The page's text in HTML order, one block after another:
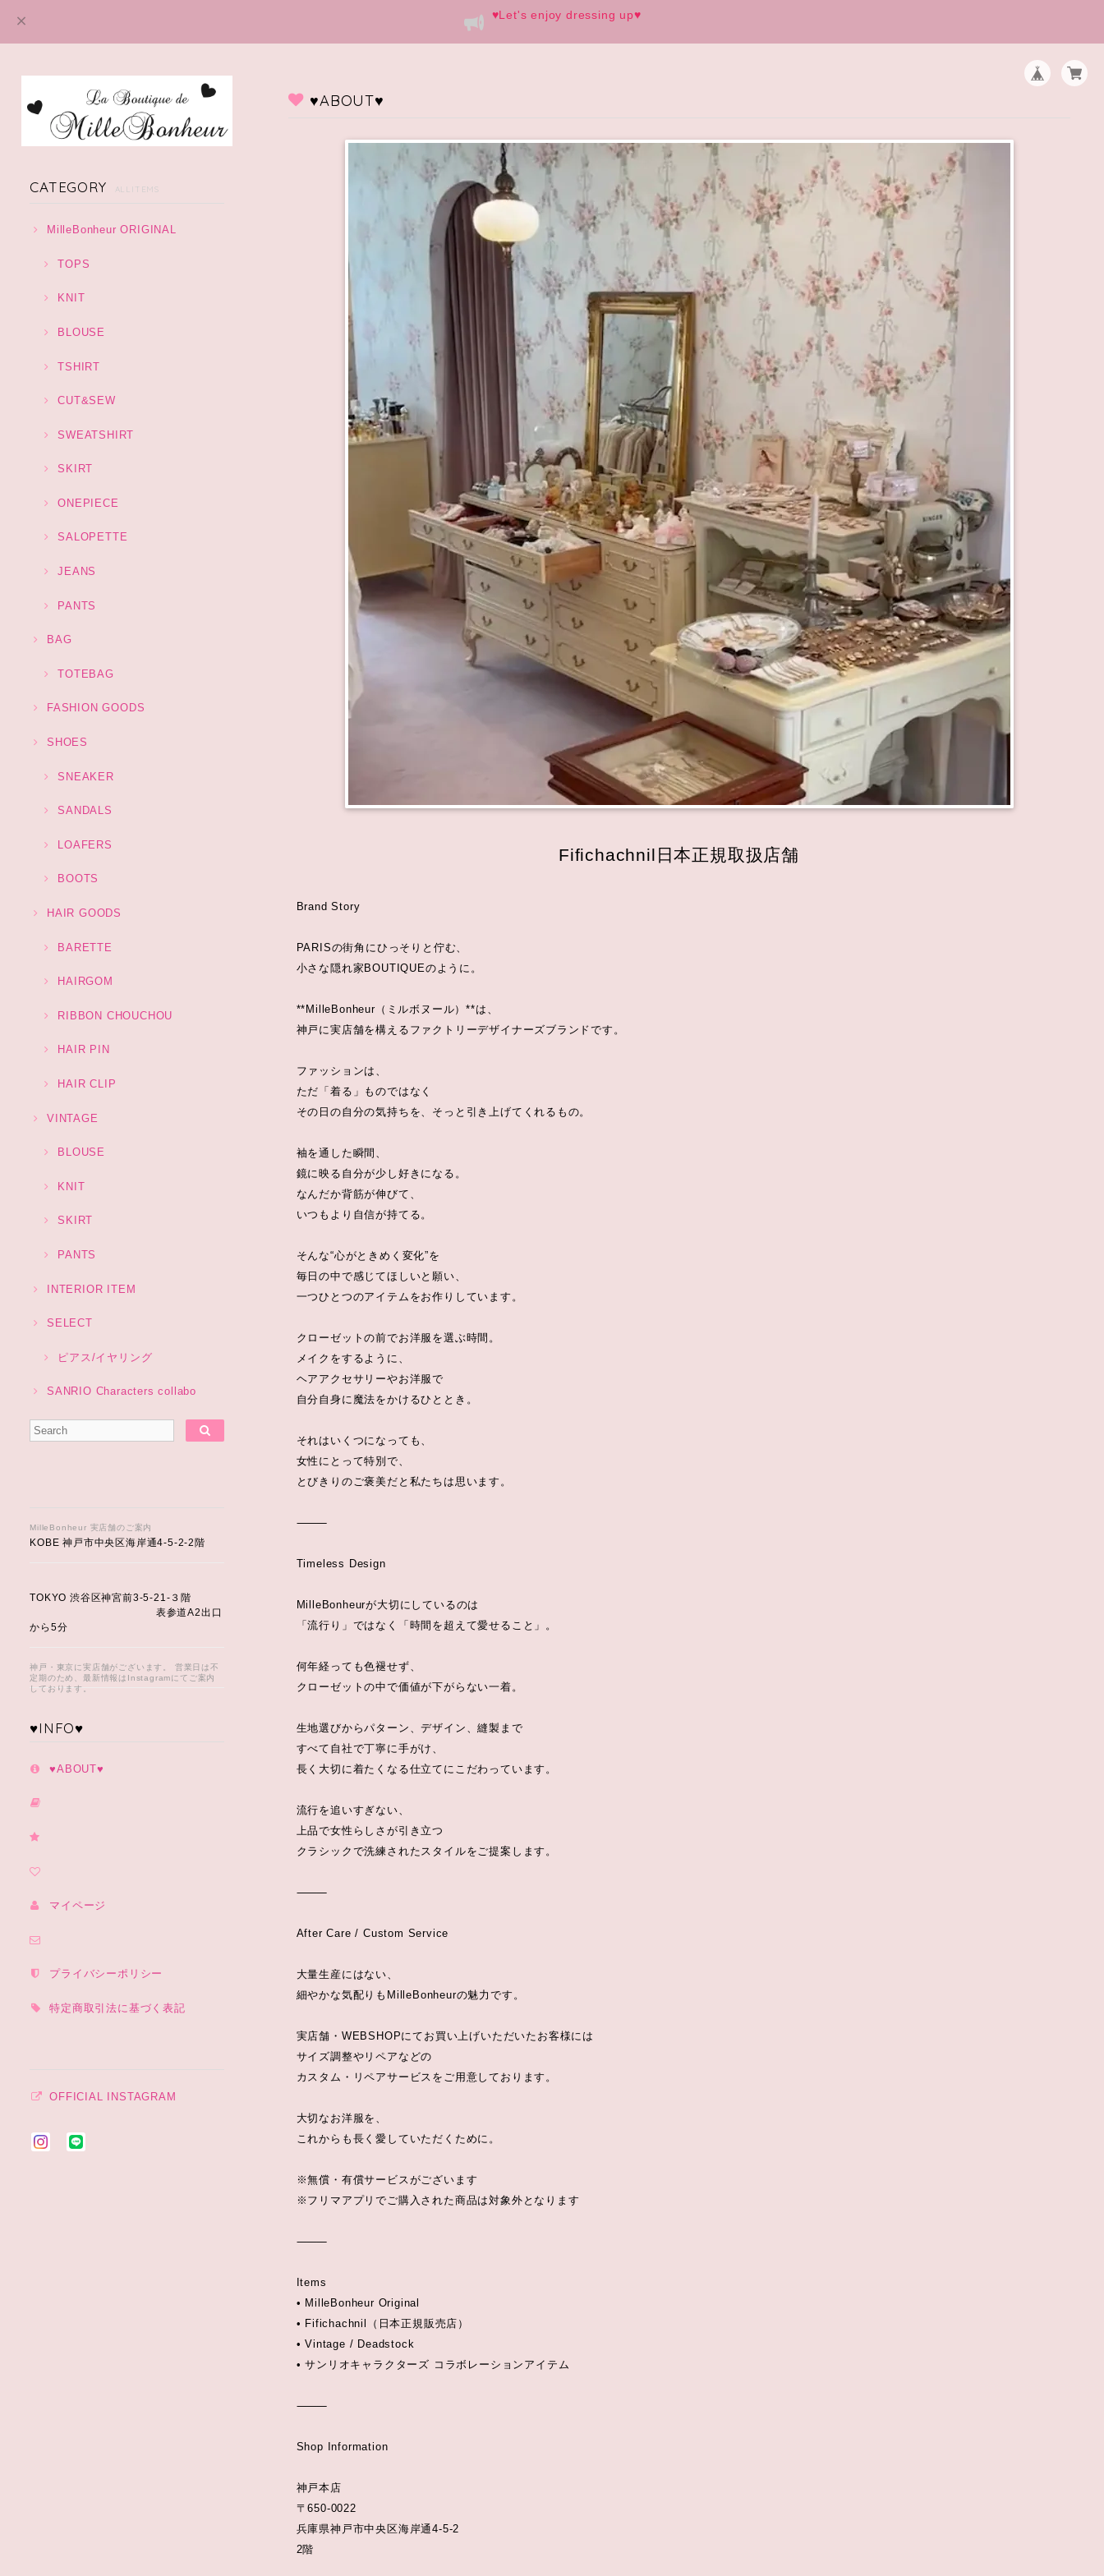
♥️Let's enjoy dressing up♥️
CATEGORY ALLITEMS
MilleBonheur ORIGINAL
TOPS
KNIT
BLOUSE
TSHIRT
CUT&SEW
SWEATSHIRT
SKIRT
ONEPIECE
SALOPETTE
JEANS
PANTS
BAG
TOTEBAG
FASHION GOODS
SHOES
SNEAKER
SANDALS
LOAFERS
BOOTS
HAIR GOODS
BARETTE
HAIRGOM
RIBBON CHOUCHOU
HAIR PIN
HAIR CLIP
VINTAGE
BLOUSE
KNIT
SKIRT
PANTS
INTERIOR ITEM
SELECT
ピアス/イヤリング
SANRIO Characters collabo
MilleBonheur 実店舗のご案内
KOBE 神戸市中央区海岸通4-5-2-2階
TOKYO 渋谷区神宮前3-5-21-３階
表参道A2出口
から5分
神戸・東京に実店舗がございます。 営業日は不
定期のため、最新情報はInstagramにてご案内
しております。
♥️INFO♥️
♥️ABOUT♥️
マイページ
プライバシーポリシー
特定商取引法に基づく表記
OFFICIAL INSTAGRAM
♥️ABOUT♥️
Fifichachnil日本正規取扱店舗
Brand Story
PARISの街角にひっそりと佇む、
小さな隠れ家BOUTIQUEのように。
**MilleBonheur（ミルボヌール）**は、
神戸に実店舗を構えるファクトリーデザイナーズブランドです。
ファッションは、
ただ「着る」ものではなく
その日の自分の気持ちを、そっと引き上げてくれるもの。
袖を通した瞬間、
鏡に映る自分が少し好きになる。
なんだか背筋が伸びて、
いつもより自信が持てる。
そんな“心がときめく変化”を
毎日の中で感じてほしいと願い、
一つひとつのアイテムをお作りしています。
クローゼットの前でお洋服を選ぶ時間。
メイクをするように、
ヘアアクセサリーやお洋服で
自分自身に魔法をかけるひととき。
それはいくつになっても、
女性にとって特別で、
とびきりのご褒美だと私たちは思います。
⸻
Timeless Design
MilleBonheurが大切にしているのは
「流行り」ではなく「時間を超えて愛せること」。
何年経っても色褪せず、
クローゼットの中で価値が下がらない一着。
生地選びからパターン、デザイン、縫製まで
すべて自社で丁寧に手がけ、
長く大切に着たくなる仕立てにこだわっています。
流行を追いすぎない、
上品で女性らしさが引き立つ
クラシックで洗練されたスタイルをご提案します。
⸻
After Care / Custom Service
大量生産にはない、
細やかな気配りもMilleBonheurの魅力です。
実店舗・WEBSHOPにてお買い上げいただいたお客様には
サイズ調整やリペアなどの
カスタム・リペアサービスをご用意しております。
大切なお洋服を、
これからも長く愛していただくために。
※無償・有償サービスがございます
※フリマアプリでご購入された商品は対象外となります
⸻
Items
• MilleBonheur Original
• Fifichachnil（日本正規販売店）
• Vintage / Deadstock
• サンリオキャラクターズ コラボレーションアイテム
⸻
Shop Information
神戸本店
〒650-0022
兵庫県神戸市中央区海岸通4-5-2
2階